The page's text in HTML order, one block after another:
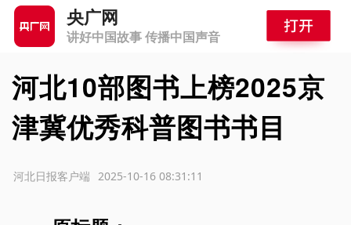
央广网
讲好中国故事 传播中国声音
河北10部图书上榜2025京
津冀优秀科普图书书目
2025-10-16 08:31:11
河北日报客户端